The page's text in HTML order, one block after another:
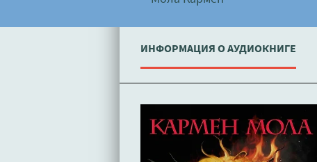
ИНФОРМАЦИЯ О АУДИОКНИГЕ